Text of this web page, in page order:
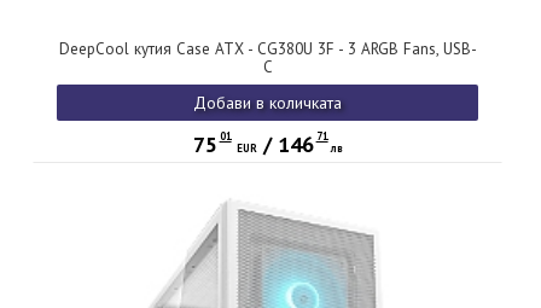
DeepCool кутия Case ATX - CG380U 3F - 3 ARGB Fans, USB-
C
Добави в количката
75 01
EUR/ 146 71
лв